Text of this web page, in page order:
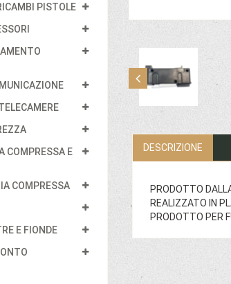
PISTOLE
COMPRESSA E
COMPRESSA
E FIONDE
DESCRIZIONE
PRODOTTO
REALIZZATO IN
PRODOTTO PER